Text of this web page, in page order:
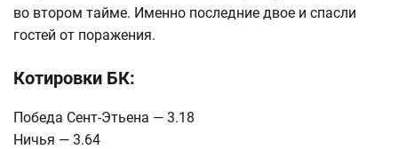
во втором тайме. Именно последние двое и спасли
гостей от поражения.
Котировки БК:
Победа Сент-Этьена — 3.18
Ничья — 3.64